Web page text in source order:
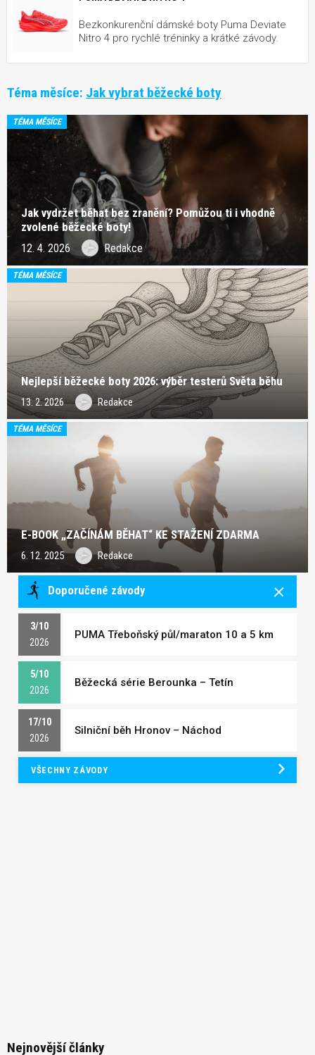
Bezkonkurenční dámské boty Puma Deviate
Nitro 4 pro rychlé tréninky a krátké závody.
Téma měsíce: Jak vybrat běžecké boty
TÉMA MĚSÍCE
Jak vydržet běhat bez zranění? Pomůžou ti i vhodně
zvolené běžecké boty!
12. 4. 2026 Redakce
TÉMA MĚSÍCE
Nejlepší běžecké boty 2026: výběr testerů Světa běhu
13. 2. 2026 Redakce
TÉMA MĚSÍCE
E-BOOK „ZAČÍNÁM BĚHAT“ KE STAŽENÍ ZDARMA
6. 12. 2025 Redakce
Doporučené závody
3/10
2026
PUMA Třeboňský půl/maraton 10 a 5 km
5/10
2026
Běžecká série Berounka – Tetín
17/10
2026
Silniční běh Hronov – Náchod
VŠECHNY ZÁVODY
Nejnovější články